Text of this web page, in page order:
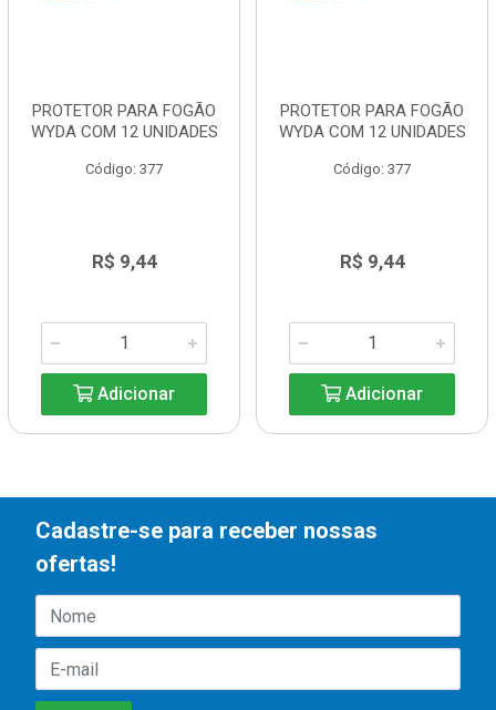
PROTETOR PARA FOGÃO
WYDA COM 12 UNIDADES
Código: 377
R$ 9,44
Adicionar
PROTETOR PARA FOGÃO
WYDA COM 12 UNIDADES
Código: 377
R$ 9,44
Adicionar
Cadastre-se para receber nossas
ofertas!